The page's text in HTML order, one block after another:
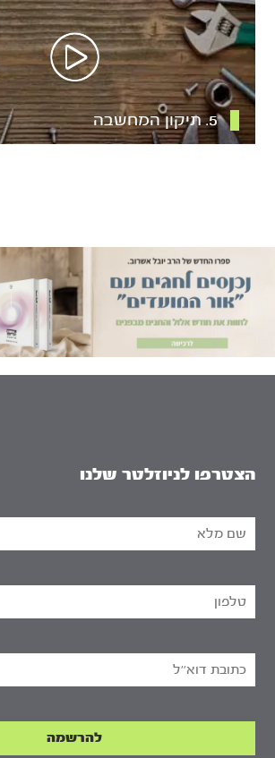
5. תיקון המחשבה
הצטרפו לניוזלטר שלנו